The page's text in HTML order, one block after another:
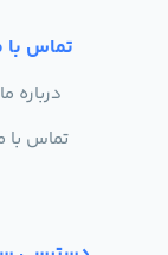
تماس با
درباره ما
تماس با